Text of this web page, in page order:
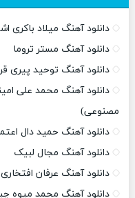
دانلود آهنگ میلاد باکری
دانلود آهنگ مستر تروما
دانلود آهنگ توحید پیری
دانلود آهنگ محمد علی
مصنوعی)
دانلود آهنگ حمید دال
دانلود آهنگ مجال لبیک
دانلود آهنگ عرفان
دانلود آهنگ محمد میوه